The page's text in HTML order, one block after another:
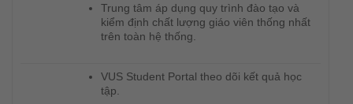
Trung tâm áp dụng quy trình đào tạo và
kiểm định chất lượng giáo viên thống nhất
trên toàn hệ thống.
VUS Student Portal theo dõi kết quả học
tập.